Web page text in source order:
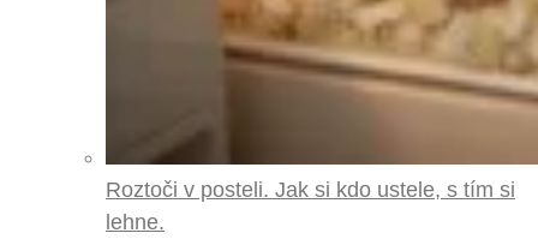
Roztoči v posteli. Jak si kdo ustele, s tím si
lehne.